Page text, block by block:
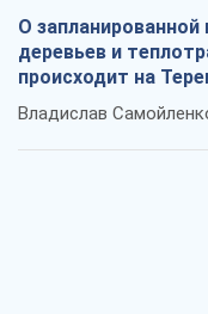
О
деревьев и
происходит на
Владислав